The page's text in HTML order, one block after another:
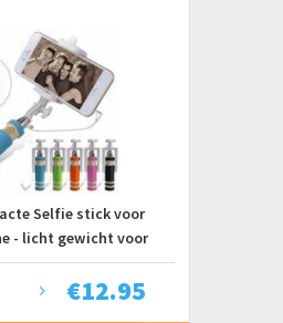
Selfie stick voor
- licht gewicht voor
HTC/Apple ? ZWART
€12.95